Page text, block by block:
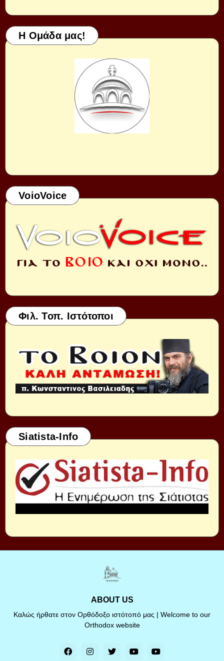
Η Ομάδα μας!
VoioVoice
Φιλ. Τοπ. Ιστότοποι
Siatista-Info
ABOUT US
Καλώς ήρθατε στον Ορθόδοξο ιστότοπό μας | Welcome to our
Orthodox website